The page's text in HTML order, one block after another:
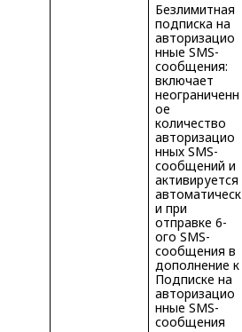
Безлимитная
подписка на
авторизацио
нные SMS-
сообщения:
включает
неограниченн
ое
количество
авторизацио
нных SMS-
сообщений и
активируется
автоматическ
и при
отправке 6-
ого SMS-
сообщения в
дополнение к
Подписке на
авторизацио
нные SMS-
сообщения